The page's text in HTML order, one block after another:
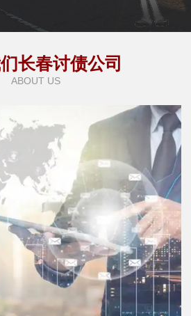
长春讨债公司
ABOUT US